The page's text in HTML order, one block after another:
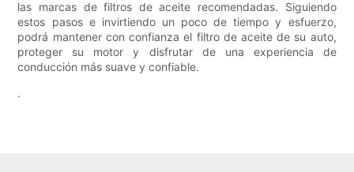
las marcas de filtros de aceite recomendadas. Siguiendo
estos pasos e invirtiendo un poco de tiempo y esfuerzo,
podrá mantener con confianza el filtro de aceite de su auto,
proteger su motor y disfrutar de una experiencia de
conducción más suave y confiable.
.